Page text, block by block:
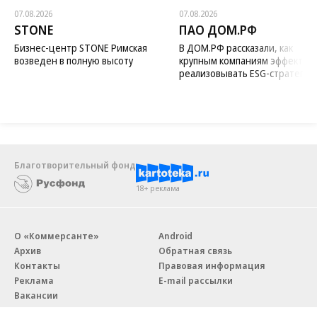
07.08.2026
STONE
Бизнес-центр STONE Римская
возведен в полную высоту
07.08.2026
ПАО ДОМ.РФ
В ДОМ.РФ рассказали, как
крупным компаниям
реализовывать ESG-стратегию
Благотворительный фонд
18+ реклама
О «Коммерсанте»
Архив
Контакты
Реклама
Вакансии
Android
Обратная связь
Правовая информация
E-mail рассылки